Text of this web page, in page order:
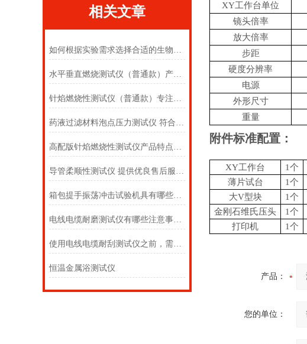
相关文章
如何根据实验需求选择合适的生物安全柜？
水平垂直燃烧测试仪（普通款）产品参数 - 上海徽涛
针焰燃烧性测试仪（普通款）专注行业多年 - 上海徽涛
药液过滤材料泡点压力测试仪 符合检测标准 - 上海徽涛
高配版针焰燃烧性测试仪产品特点有哪些 - 上海徽涛
导管柔顺性测试仪 提供优良售后服务 - 上海徽涛
箱包提手振荡冲击试验机具有哪些优点 - 上海徽涛
电线电缆耐磨测试仪有哪些注意事项 - 上海徽涛
使用电线电缆耐刮测试仪之前，需要进行哪些准备工作 - 上海徽涛
恒温金属浴测试仪
XY工作台单位
镜头倍率
放大倍率
步距
硬度分辨率
电源
外形尺寸
重量
附件标准配置：
XY工作台 1个
薄片试台
1个
大V型块 1个
金刚石维氏压头
1个
打印机
1个
产品：
您的单位：